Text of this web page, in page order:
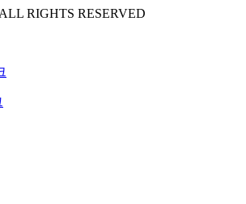
RIGHTS RESERVED